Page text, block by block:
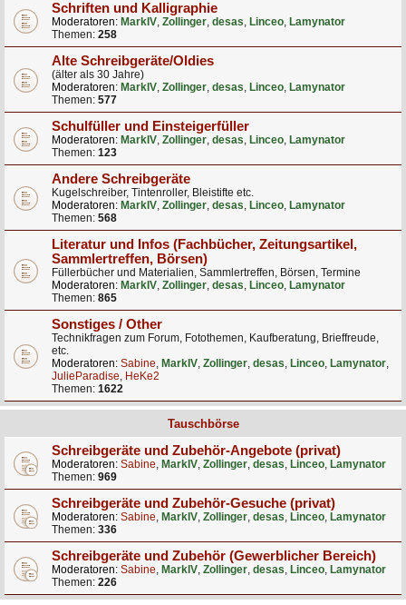
Schriften und Kalligraphie
Moderatoren: MarkIV, Zollinger, desas, Linceo, Lamynator
Themen: 258
Alte Schreibgeräte/Oldies
(älter als 30 Jahre)
Moderatoren: MarkIV, Zollinger, desas, Linceo, Lamynator
Themen: 577
Schulfüller und Einsteigerfüller
Moderatoren: MarkIV, Zollinger, desas, Linceo, Lamynator
Themen: 123
Andere Schreibgeräte
Kugelschreiber, Tintenroller, Bleistifte etc.
Moderatoren: MarkIV, Zollinger, desas, Linceo, Lamynator
Themen: 568
Literatur und Infos (Fachbücher, Zeitungsartikel,
Sammlertreffen, Börsen)
Füllerbücher und Materialien, Sammlertreffen, Börsen, Termine
Moderatoren: MarkIV, Zollinger, desas, Linceo, Lamynator
Themen: 865
Sonstiges / Other
Technikfragen zum Forum, Fotothemen, Kaufberatung, Brieffreude,
etc.
Moderatoren: Sabine, MarkIV, Zollinger, desas, Linceo, Lamynator,
JulieParadise, HeKe2
Themen: 1622
Tauschbörse
Schreibgeräte und Zubehör-Angebote (privat)
Moderatoren: Sabine, MarkIV, Zollinger, desas, Linceo, Lamynator
Themen: 969
Schreibgeräte und Zubehör-Gesuche (privat)
Moderatoren: Sabine, MarkIV, Zollinger, desas, Linceo, Lamynator
Themen: 336
Schreibgeräte und Zubehör (Gewerblicher Bereich)
Moderatoren: Sabine, MarkIV, Zollinger, desas, Linceo, Lamynator
Themen: 226